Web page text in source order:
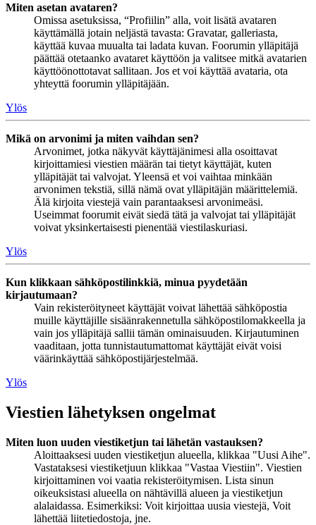
Miten asetan avataren?
Omissa asetuksissa, “Profiilin” alla, voit lisätä avataren
käyttämällä jotain neljästä tavasta: Gravatar, galleriasta,
käyttää kuvaa muualta tai ladata kuvan. Foorumin ylläpitäjä
päättää otetaanko avataret käyttöön ja valitsee mitkä avatarien
käyttöönottotavat sallitaan. Jos et voi käyttää avataria, ota
yhteyttä foorumin ylläpitäjään.
Ylös
Mikä on arvonimi ja miten vaihdan sen?
Arvonimet, jotka näkyvät käyttäjänimesi alla osoittavat
kirjoittamiesi viestien määrän tai tietyt käyttäjät, kuten
ylläpitäjät tai valvojat. Yleensä et voi vaihtaa minkään
arvonimen tekstiä, sillä nämä ovat ylläpitäjän määrittelemiä.
Älä kirjoita viestejä vain parantaaksesi arvonimeäsi.
Useimmat foorumit eivät siedä tätä ja valvojat tai ylläpitäjät
voivat yksinkertaisesti pienentää viestilaskuriasi.
Ylös
Kun klikkaan sähköpostilinkkiä, minua pyydetään
kirjautumaan?
Vain rekisteröityneet käyttäjät voivat lähettää sähköpostia
muille käyttäjille sisäänrakennetulla sähköpostilomakkeella ja
vain jos ylläpitäjä sallii tämän ominaisuuden. Kirjautuminen
vaaditaan, jotta tunnistautumattomat käyttäjät eivät voisi
väärinkäyttää sähköpostijärjestelmää.
Ylös
Viestien lähetyksen ongelmat
Miten luon uuden viestiketjun tai lähetän vastauksen?
Aloittaaksesi uuden viestiketjun alueella, klikkaa "Uusi Aihe".
Vastataksesi viestiketjuun klikkaa "Vastaa Viestiin". Viestien
kirjoittaminen voi vaatia rekisteröitymisen. Lista sinun
oikeuksistasi alueella on nähtävillä alueen ja viestiketjun
alalaidassa. Esimerkiksi: Voit kirjoittaa uusia viestejä, Voit
lähettää liitetiedostoja, jne.